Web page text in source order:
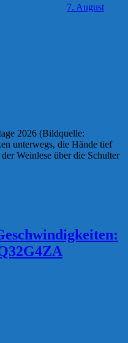
7. August
2026 (Bildquelle:
unterwegs, die Hände tief
Weinlese über die Schulter